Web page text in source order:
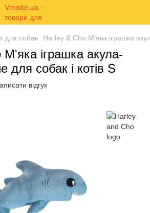
для собак Harley & Cho М'яка іграшка
іграшка акула-
для собак і котів S
відгук